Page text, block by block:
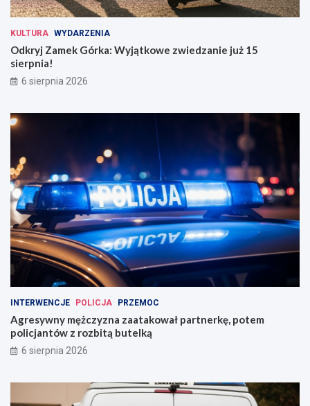
KULTURA WYDARZENIA
Odkryj Zamek Górka: Wyjątkowe zwiedzanie już 15
sierpnia!
6 sierpnia 2026
INTERWENCJE POLICJA PRZEMOC
Agresywny mężczyzna zaatakował partnerkę, potem
policjantów z rozbitą butelką
6 sierpnia 2026